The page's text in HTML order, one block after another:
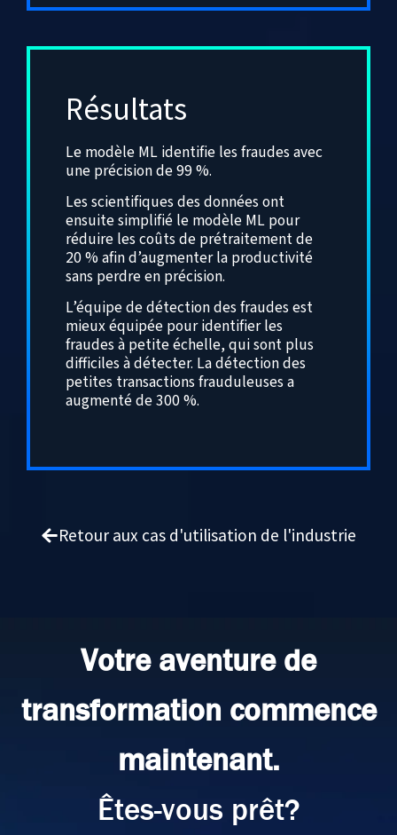
Résultats
Le modèle ML identifie les fraudes avec
une précision de 99 %.
Les scientifiques des données ont
ensuite simplifié le modèle ML pour
réduire les coûts de prétraitement de
20 % afin d’augmenter la productivité
sans perdre en précision.
L’équipe de détection des fraudes est
mieux équipée pour identifier les
fraudes à petite échelle, qui sont plus
difficiles à détecter. La détection des
petites transactions frauduleuses a
augmenté de 300 %.
Retour aux cas d'utilisation de l'industrie
Votre aventure de
transformation commence
maintenant.
Êtes-vous prêt?